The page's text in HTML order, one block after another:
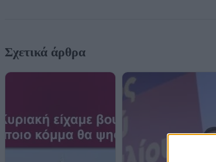
Σχετικά άρθρα